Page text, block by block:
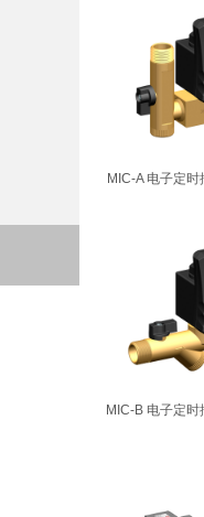
MIC-A 电子定时
MIC-B 电子定时
工厂地址：南京市
电 话：025-
传 真：025-
邮 箱：
网 址：